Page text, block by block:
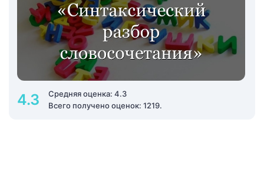
4.3
Средняя оценка: 4.3
Всего получено оценок: 1219.